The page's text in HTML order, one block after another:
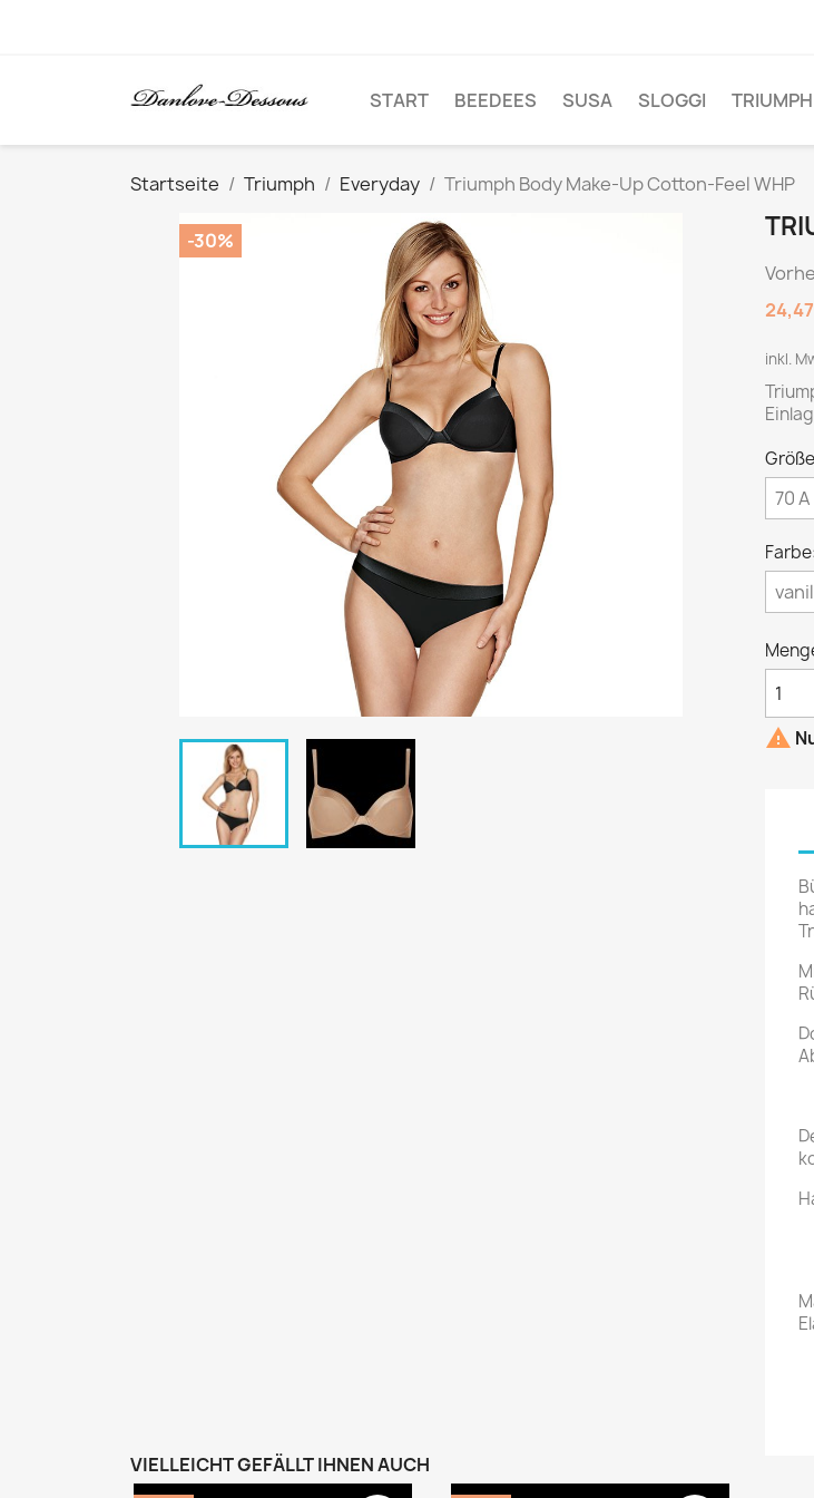
START BEEDEES SUSA SLOGGI TRIUMPH
Startseite Triumph Everyday Triumph Body Make-Up Cotton-Feel WHP
-30%
inkl.

VIELLEICHT GEFÄLLT IHNEN AUCH